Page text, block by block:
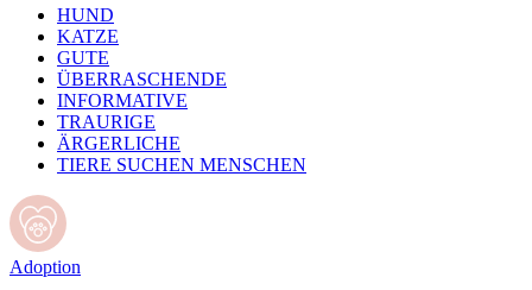
HUND
KATZE
GUTE
ÜBERRASCHENDE
INFORMATIVE
TRAURIGE
ÄRGERLICHE
TIERE SUCHEN MENSCHEN
Adoption